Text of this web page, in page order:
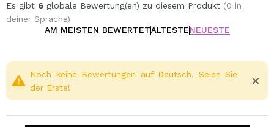
Es gibt 6 globale Bewertung(en) zu diesem Produkt (0 in
deiner Sprache)
AM MEISTEN BEWERTETÄLTESTENEUESTE
Noch keine Bewertungen auf Deutsch. Seien Sie
der Erste!